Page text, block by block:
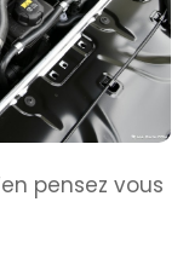
pensez vous